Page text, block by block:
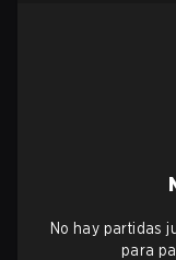
No hay partidas
para